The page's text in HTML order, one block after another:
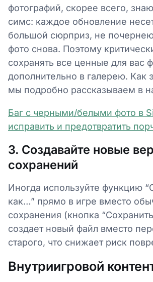
фотографий, скорее всего,
симс: каждое обновление
большой сюрприз, не
фото снова. Поэтому
сохранять все ценные для вас
дополнительно в галерею. Как
мы подробно рассказываем в
Баг с черными/белыми фото в
исправить и предотвратить
3. Создавайте новые
сохранений
Иногда используйте функцию
как…” прямо в игре вместо
сохранения (кнопка
создает новый файл вместо
старого, что снижает риск
Внутриигровой